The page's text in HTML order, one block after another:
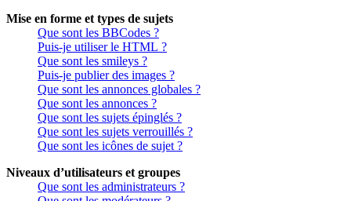
Mise en forme et types de sujets
Que sont les BBCodes ?
Puis-je utiliser le HTML ?
Que sont les smileys ?
Puis-je publier des images ?
Que sont les annonces globales ?
Que sont les annonces ?
Que sont les sujets épinglés ?
Que sont les sujets verrouillés ?
Que sont les icônes de sujet ?
Niveaux d’utilisateurs et groupes
Que sont les administrateurs ?